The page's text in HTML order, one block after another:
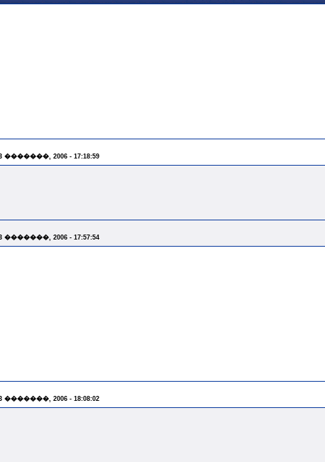
�������, 2006 - 17:18:59
�������, 2006 - 17:57:54
�������, 2006 - 18:08:02